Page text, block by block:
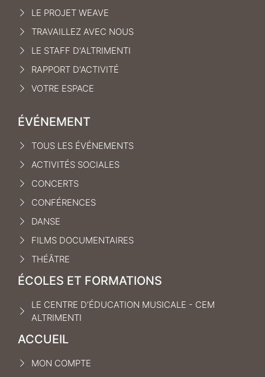
LE PROJET WEAVE
TRAVAILLEZ AVEC NOUS
LE STAFF D'ALTRIMENTI
RAPPORT D'ACTIVITÉ
VOTRE ESPACE
ÉVÉNEMENT
TOUS LES ÉVÉNEMENTS
ACTIVITÉS SOCIALES
CONCERTS
CONFÉRENCES
DANSE
FILMS DOCUMENTAIRES
THÉÂTRE
ÉCOLES ET FORMATIONS
LE CENTRE D’ÉDUCATION MUSICALE - CEM
ALTRIMENTI
ACCUEIL
MON COMPTE